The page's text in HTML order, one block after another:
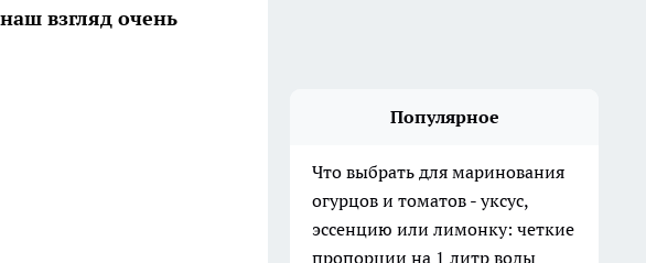
взгляд очень
Популярное
Что выбрать для маринования
огурцов и томатов - уксус,
эссенцию или лимонку: четкие
пропорции на 1 литр воды